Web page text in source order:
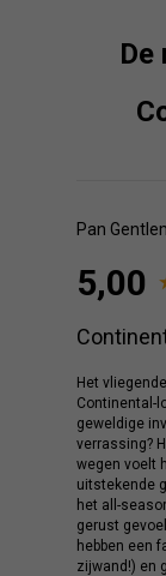
De
Pan
5,00
Het
Continental-
geweldige
verrassing?
wegen voelt
uitstekende
het all-
gerust
hebben een
zijwand!) en